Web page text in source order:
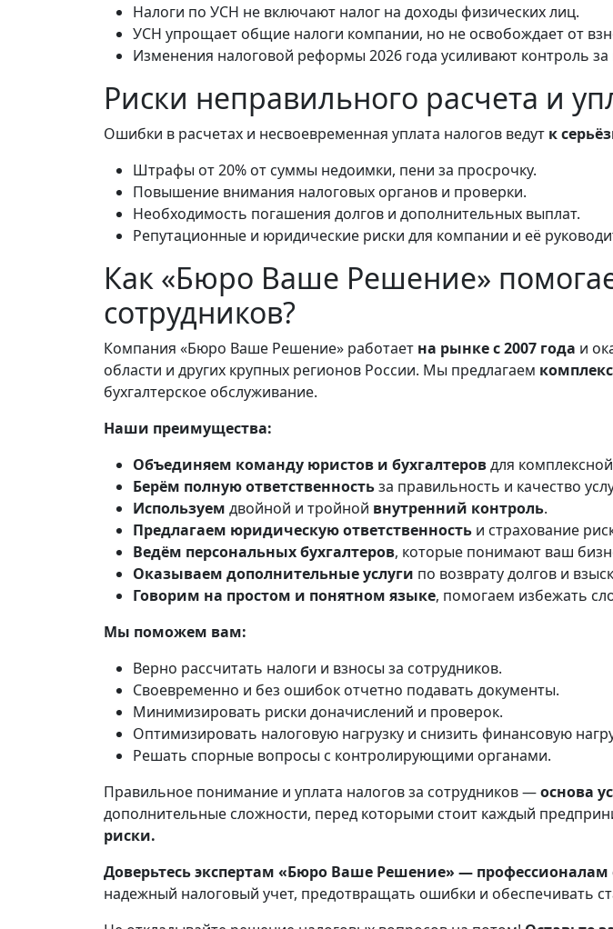
Налоги по УСН не включают налог на доходы физических лиц.
УСН упрощает общие налоги компании, но не освобождает от
Изменения налоговой реформы 2026 года усиливают контроль
Риски неправильного расчета и
Ошибки в расчетах и несвоевременная уплата налогов ведут к
Штрафы от 20% от суммы недоимки, пени за просрочку.
Повышение внимания налоговых органов и проверки.
Необходимость погашения долгов и дополнительных выплат.
Репутационные и юридические риски для компании и её
Как «Бюро Ваше Решение»
сотрудников?
Компания «Бюро Ваше Решение» работает на рынке с 2007 года и
области и других крупных регионов России. Мы предлагаем
бухгалтерское обслуживание.
Наши преимущества:
Объединяем команду юристов и бухгалтеровдля
Берём полную ответственностьза правильность и качество
Используем двойной и тройной внутренний контроль.
Предлагаем юридическую ответственность и страхование
Ведём персональных бухгалтеров, которые понимают ваш
Оказываем дополнительные услуги по возврату долгов и
Говорим на простом и понятном языке, помогаем избежать
Мы поможем вам:
Верно рассчитать налоги и взносы за сотрудников.
Своевременно и без ошибок отчетно подавать документы.
Минимизировать риски доначислений и проверок.
Оптимизировать налоговую нагрузку и снизить финансовую
Решать спорные вопросы с контролирующими органами.
Правильное понимание и уплата налогов за сотрудников —основа
дополнительные сложности, перед которыми стоит каждый
риски.
Доверьтесь экспертам «Бюро Ваше Решение» — профессионалам
надежный налоговый учет, предотвращать ошибки и обеспечивать